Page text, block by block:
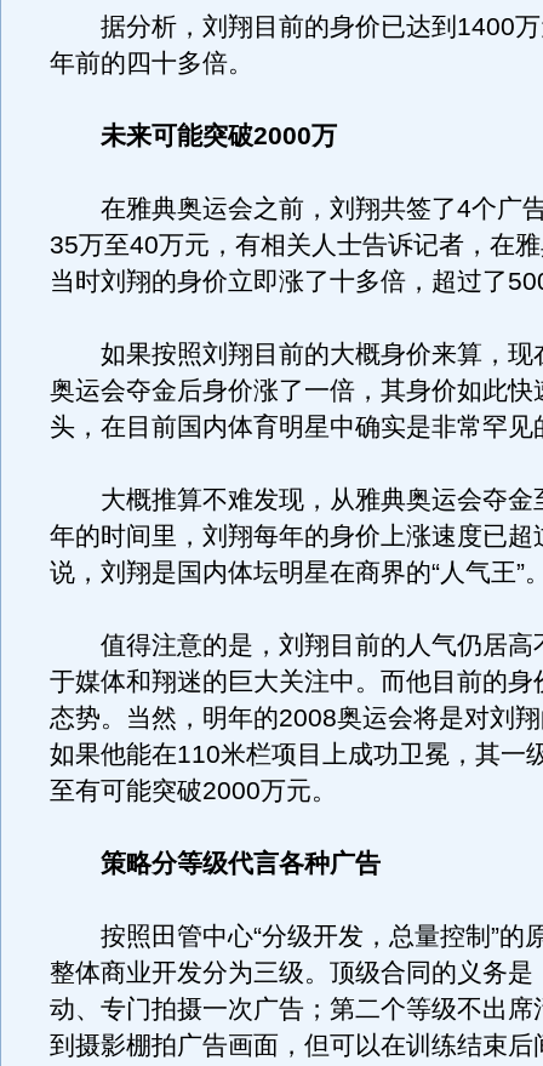
据分析，刘翔目前的身价已达到1400万
年前的四十多倍。
未来可能突破2000万
在雅典奥运会之前，刘翔共签了4个广
35万至40万元，有相关人士告诉记者，在
当时刘翔的身价立即涨了十多倍，超过了
如果按照刘翔目前的大概身价来算，现
奥运会夺金后身价涨了一倍，其身价如此快
头，在目前国内体育明星中确实是非常罕见
大概推算不难发现，从雅典奥运会夺金
年的时间里，刘翔每年的身价上涨速度已超
说，刘翔是国内体坛明星在商界的“人气王”
值得注意的是，刘翔目前的人气仍居高
于媒体和翔迷的巨大关注中。而他目前的身
态势。当然，明年的2008奥运会将是对刘
如果他能在110米栏项目上成功卫冕，其一
至有可能突破2000万元。
策略分等级代言各种广告
按照田管中心“分级开发，总量控制”的
整体商业开发分为三级。顶级合同的义务是
动、专门拍摄一次广告；第二个等级不出席
到摄影棚拍广告画面，但可以在训练结束后